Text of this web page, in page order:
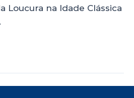
Loucura na Idade Clássica